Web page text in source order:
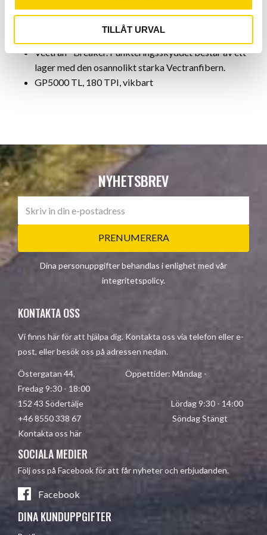
TILLÅT URVAL
Har Continentals unika BlackChili-gummiblandning
som ger utmärkt grepp, lågt rullmotstånd och mycket
Vectran™Breaker. Punkteringsskyddet består av ett
lager med den osannolikt starka Vectranfibern.
GP5000 TL, 180 TPI, vikbart
NYHETSBREV
PRENUMERERA
Dina personuppgifter behandlas i enlighet med vår
integritetspolicy.
KONTAKTA OSS
Vi finns här för att hjälpa dig. Kontakta oss via telefon eller e-
post, eller besök oss på adressen nedan.
Östergatan 44, Öppettider: Måndag -
Fredag 9:30 - 18:00
152 43 Södertälje Lördag 9:30 - 14:00
+46 8550 338 67 Söndag Stängt
Kontakta oss här
SOCIALA MEDIER
Följ oss på Facebook för att får nyheter och erbjudanden.
Facebook
DINA KUNDUPPGIFTER